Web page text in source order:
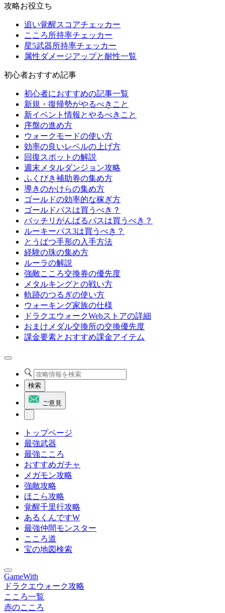
攻略お役立ち
追い覚醒スコアチェッカー
こころ所持率チェッカー
星5武器所持率チェッカー
属性ダメージアップと耐性一覧
初心者おすすめ記事
初心者におすすめの記事一覧
新規・復帰勢がやるべきこと
新イベント情報とやるべきこと
序盤の進め方
ウォークモードの使い方
効率の良いレベルの上げ方
回復スポットの解説
週末メタルダンジョン攻略
ふくびき補助券の集め方
導きのかけらの集め方
ゴールドの効率的な稼ぎ方
ゴールドパスは買うべき？
バッチリがんばるパスは買うべき？
ルーキーパス3は買うべき？
とうばつ手形の入手方法
経験の珠の集め方
ルーラの解説
強敵こころ交換券の優先度
メタルキングとの戦い方
軌跡のつるぎの使い方
ウォーキング家族の仕様
ドラクエウォークWebストアの詳細
おまけメダル交換所の交換優先度
課金要素とおすすめ課金アイテム
検索
ご意見
トップページ
最強武器
最強こころ
おすすめガチャ
メガモン攻略
強敵攻略
ほこら攻略
覚醒千里行攻略
あるくんですW
最強仲間モンスター
こころ道
宝の地図検索
GameWith
ドラクエウォーク攻略
こころ一覧
赤のこころ